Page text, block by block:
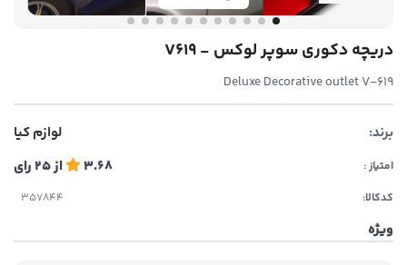
دریچه دکوری سوپر لوکس - V619
Deluxe Decorative outlet V-619
برند: لوازم کیا
امتیاز : 3.68 از25رای
کدکالا:
ویژه